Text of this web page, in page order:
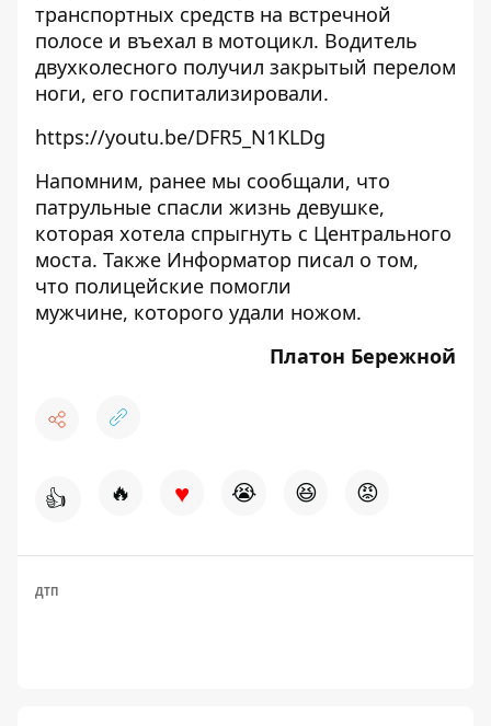
транспортных средств на встречной
полосе и въехал в мотоцикл. Водитель
двухколесного получил закрытый перелом
ноги, его госпитализировали.
https://youtu.be/DFR5_N1KLDg
Напомним, ранее мы сообщали, что
патрульные спасли жизнь девушке,
которая хотела спрыгнуть с Центрального
моста. Также Информатор писал о том,
что полицейские помогли
мужчине, которого удали ножом.
Платон Бережной
👍 🔥 ♥ 😭 😆 😡
ДТП